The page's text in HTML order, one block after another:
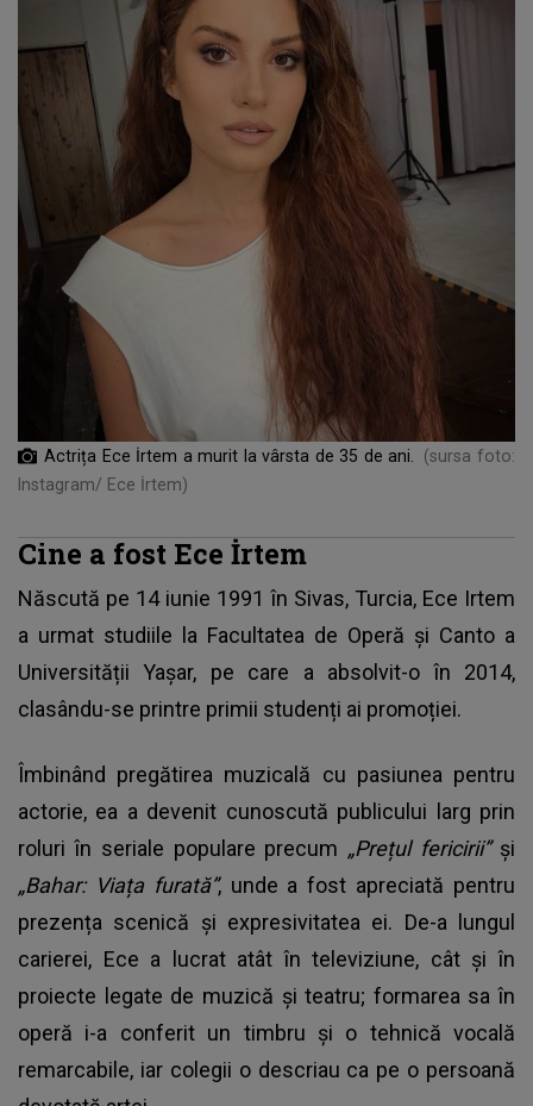
Actrița Ece İrtem a murit la vârsta de 35 de ani.
(sursa foto:
Instagram/ Ece İrtem)
Cine a fost Ece İrtem
Născută pe 14 iunie 1991 în Sivas, Turcia, Ece Irtem
a urmat studiile la Facultatea de Operă și Canto a
Universității Yașar, pe care a absolvit-o în 2014,
clasându-se printre primii studenți ai promoției.
Îmbinând pregătirea muzicală cu pasiunea pentru
actorie, ea a devenit cunoscută publicului larg prin
roluri în seriale populare precum „Prețul fericirii” și
„Bahar: Viața furată”, unde a fost apreciată pentru
prezența scenică și expresivitatea ei. De-a lungul
carierei, Ece a lucrat atât în televiziune, cât și în
proiecte legate de muzică și teatru; formarea sa în
operă i-a conferit un timbru și o tehnică vocală
remarcabile, iar colegii o descriau ca pe o persoană